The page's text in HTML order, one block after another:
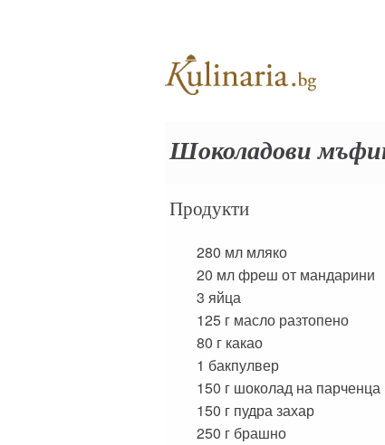
Шоколадови
Продукти
280 мл мляко
20 млфреш от мандарини
3 яйца
125 г масло разтопено
80 г какао
1 бакпулвер
150 г шоколад на парченца
150 г пудра захар
250 г брашно